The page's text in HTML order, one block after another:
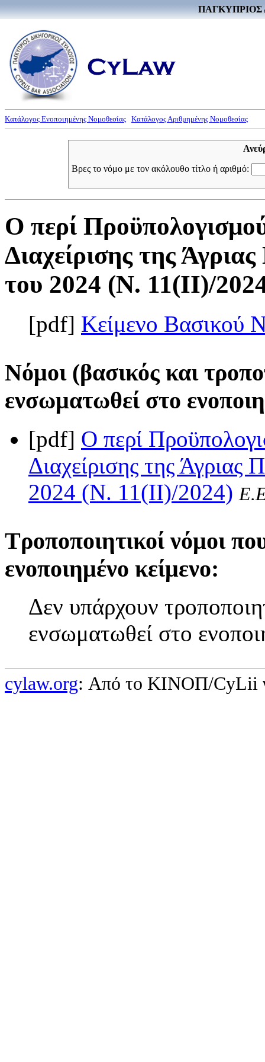
ΠΑΓΚΥΠΡΙΟΣ
Κατάλογος Ενοποιημένης Νομοθεσίας Κατάλογος Αριθμημένης Νομοθεσίας
Βρες το νόμο με τον ακόλουθο τίτλο ή αριθμό:
Ο περί
Διαχείρισης της
του 2024 (Ν. 11(II)/
[pdf] Κείμενο Βασικού
Νόμοι (βασικός και
ενσωματωθεί στο
[pdf] Ο περί
Διαχείρισης της
2024 (Ν. 11(II)/2024)
Τροποποιητικοί νόμοι
ενοποιημένο κείμενο:
Δεν υπάρχουν
ενσωματωθεί στο
cylaw.org: Από το ΚΙΝOΠ/CyLii